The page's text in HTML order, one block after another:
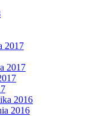
2017
2017
2016
2016